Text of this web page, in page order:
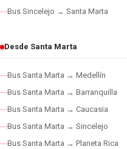
Bus Sincelejo → Santa Marta
Desde Santa Marta
Bus Santa Marta → Medellín
Bus Santa Marta → Barranquilla
Bus Santa Marta → Caucasia
Bus Santa Marta → Sincelejo
Bus Santa Marta → Planeta Rica